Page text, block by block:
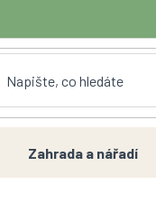
Zahrada a nářadí